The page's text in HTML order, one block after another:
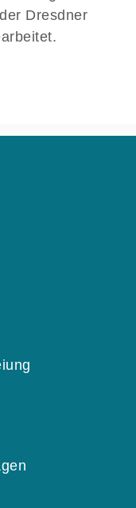
Dresdner